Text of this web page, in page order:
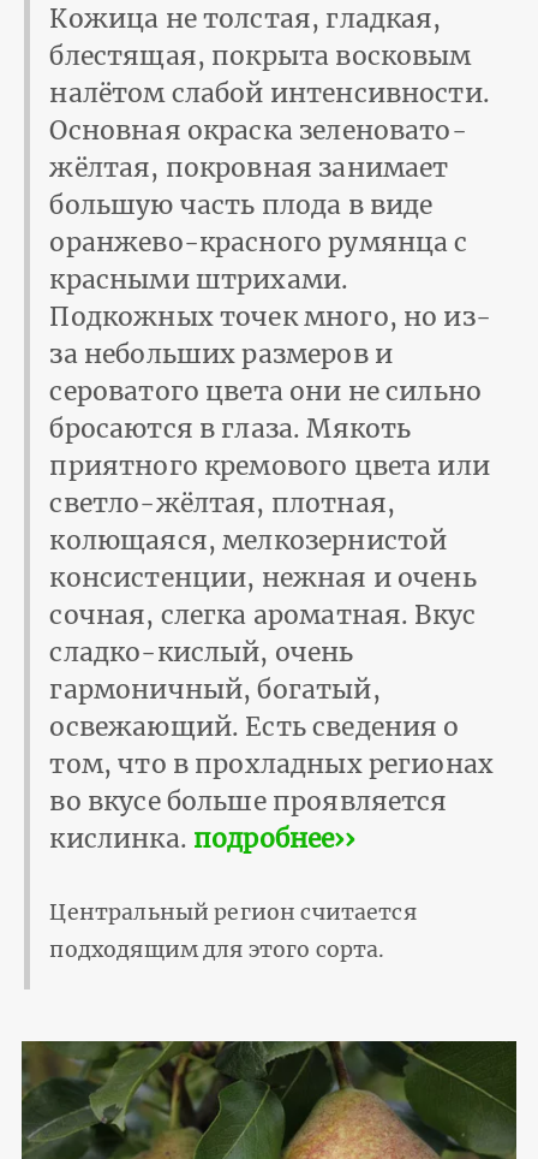
Кожица не толстая, гладкая,
блестящая, покрыта восковым
налётом слабой интенсивности.
Основная окраска зеленовато-
жёлтая, покровная занимает
большую часть плода в виде
оранжево-красного румянца с
красными штрихами.
Подкожных точек много, но из-
за небольших размеров и
сероватого цвета они не сильно
бросаются в глаза. Мякоть
приятного кремового цвета или
светло-жёлтая, плотная,
колющаяся, мелкозернистой
консистенции, нежная и очень
сочная, слегка ароматная. Вкус
сладко-кислый, очень
гармоничный, богатый,
освежающий. Есть сведения о
том, что в прохладных регионах
во вкусе больше проявляется
кислинка. подробнее››
Центральный регион считается
подходящим для этого сорта.